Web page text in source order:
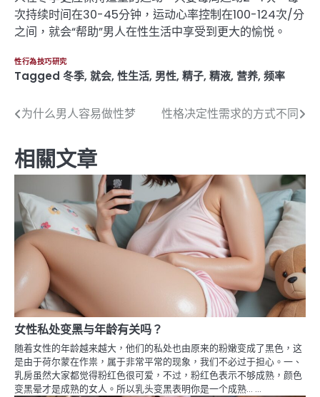
次持续时间在30-45分钟，运动心率控制在100-124次/分
之间，就会“帮助”男人在性生活中享受到更大的愉悦。
性行為技巧研究
Tagged 冬季, 就会, 性生活, 男性, 精子, 精液, 营养, 频率
文
章
導
覽
为什么男人容易做性梦 性格决定性需求的方式不同
相關文章
女性私处变黑与年龄有关吗？
随着女性的年龄越来越大，他们的私处也由原来的粉嫩变成了黑色，这
是由于荷尔蒙在作祟，属于非常平常的现象，我们不必过于担心。一、
乳房虽然大家都觉得粉红色很可爱，不过，粉红色表示不够成熟，颜色
变黑晕才是成熟的女人。所以乳头变黑表明你是一个成熟… …